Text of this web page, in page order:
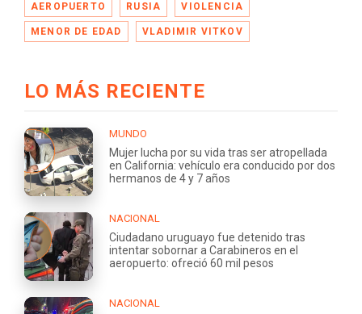
AEROPUERTO RUSIA VIOLENCIA
MENOR DE EDAD VLADIMIR VITKOV
LO MÁS RECIENTE
MUNDO
Mujer lucha por su vida tras ser atropellada
en California: vehículo era conducido por dos
hermanos de 4 y 7 años
NACIONAL
Ciudadano uruguayo fue detenido tras
intentar sobornar a Carabineros en el
aeropuerto: ofreció 60 mil pesos
NACIONAL